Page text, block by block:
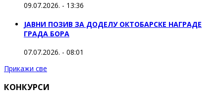
09.07.2026. - 13:36
ЈАВНИ ПОЗИВ ЗА ДОДЕЛУ ОКТOБАРСКЕ НАГРАДЕ
ГРАДА БОРА
07.07.2026. - 08:01
Прикажи све
КОНКУРСИ